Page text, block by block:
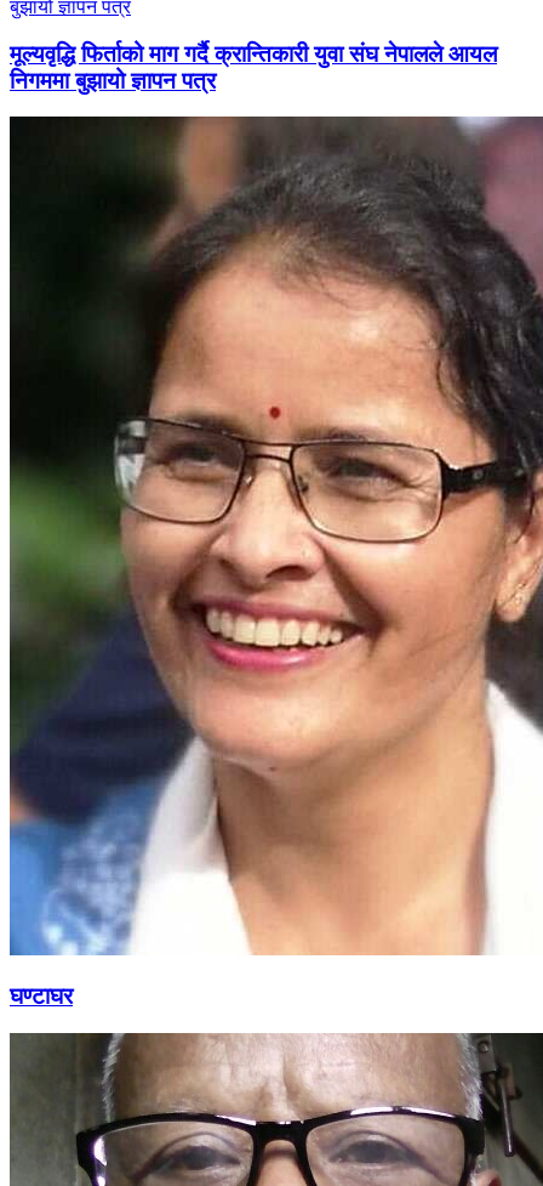
मूल्यवृद्धि फिर्ताको माग गर्दै क्रान्तिकारी युवा संघ नेपालले आयल
निगममा बुझायो ज्ञापन पत्र
घण्टाघर